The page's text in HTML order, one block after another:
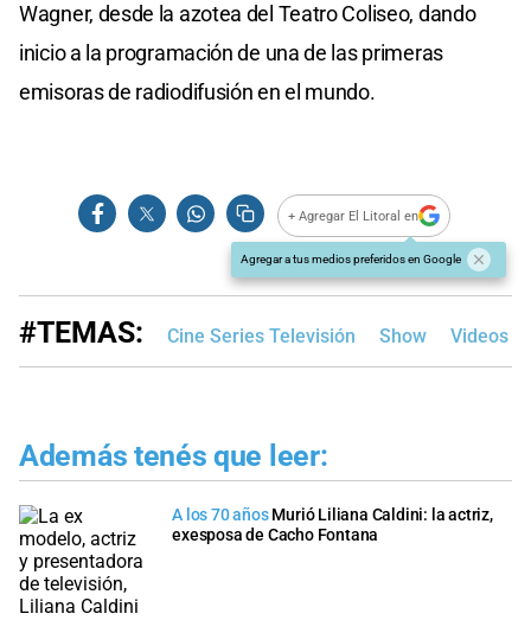
Wagner, desde la azotea del Teatro Coliseo, dando
inicio a la programación de una de las primeras
emisoras de radiodifusión en el mundo.
+ Agregar El Litoral en
Agregar a tus medios preferidos en Google
#TEMAS: Cine Series Televisión Show Videos
Además tenés que leer:
A los 70 años Murió Liliana Caldini: la actriz,
exesposa de Cacho Fontana